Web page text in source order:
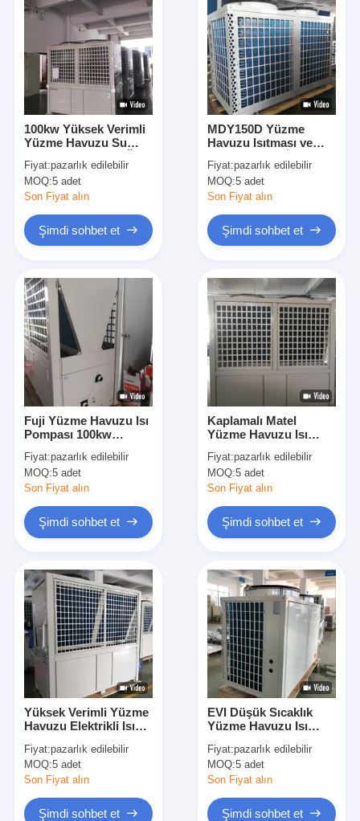
Ürünler
VİDEOLAR
VR Gösterisi
Bizim Hakkımızda
Fabrika turu
Kalite kontrol
Bize ulaşın
Tüm servis talepleri
Blog
Şimdi sohbet et
Ecer
Yatay Bulamaç Pompası
Dikey Çamur Pompası
100kw Yüksek Verimli
Yüzme Havuzu Su
CE ISO
Fiyat:pazarlık edilebilir
MOQ:5 adet
Son Fiyat alın
Şimdi sohbet et
MDY150D Yüzme
Havuzu Isıtması ve
Yüksek Verimli Isı
Pompası
Fiyat:pazarlık edilebilir
MOQ:5 adet
Son Fiyat alın
Şimdi sohbet et
Fuji Yüzme Havuzu Isı
Pompası 100kw
Isıtıcı Compeland
Kompresör
Fiyat:pazarlık edilebilir
MOQ:5 adet
Son Fiyat alın
Şimdi sohbet et
Kaplamalı Matel
Yüzme Havuzu Isı
Yüksek COP Su
Soğutucu
Fiyat:pazarlık edilebilir
MOQ:5 adet
Son Fiyat alın
Şimdi sohbet et
Yüksek Verimli Yüzme
Havuzu Elektrikli Isı
Havuz Isı Pompası
Fiyat:pazarlık edilebilir
MOQ:5 adet
Son Fiyat alın
Şimdi sohbet et
EVI Düşük Sıcaklık
Yüzme Havuzu Isı
Kompresör Yüksek Su
Sıcaklığı Çıkışı
Fiyat:pazarlık edilebilir
MOQ:5 adet
Son Fiyat alın
Şimdi sohbet et